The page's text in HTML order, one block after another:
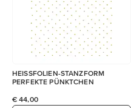
HEISSFOLIEN-STANZFORM
PERFEKTE PÜNKTCHEN
€ 44,00